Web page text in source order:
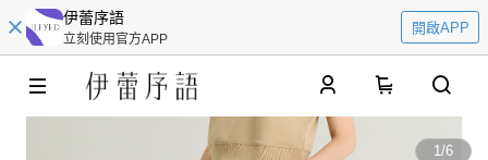
伊蕾序語
立刻使用官方APP
開啟APP
1/6